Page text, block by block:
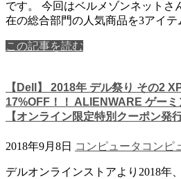
です。 今回はベルメゾンネットさ
在の総合部門の人気商品を3アイ
この記事を読む
【Dell】 2018年 デル祭り その2
17%OFF！！ ALIENWARE ゲー
【オンライン限定特別クーポン発
2018年9月8日 コンピュータ コンピ
デルオンラインストアより2018年